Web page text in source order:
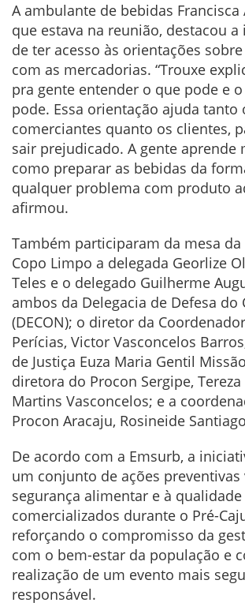
A ambulante de bebidas Francisca
que estava na reunião, destacou
de ter acesso às orientações
com as mercadorias. “Trouxe
pra gente entender o que pode e
pode. Essa orientação ajuda tanto
comerciantes quanto os clientes,
sair prejudicado. A gente aprende
como preparar as bebidas da
qualquer problema com produto
afirmou.
Também participaram da mesa da
Copo Limpo a delegada Georlize
Teles e o delegado Guilherme
ambos da Delegacia de Defesa do
(DECON); o diretor da
Perícias, Victor Vasconcelos
de Justiça Euza Maria Gentil
diretora do Procon Sergipe, Tereza
Martins Vasconcelos; e a
Procon Aracaju, Rosineide
De acordo com a Emsurb, a
um conjunto de ações preventivas
segurança alimentar e à
comercializados durante o Pré-
reforçando o compromisso da
com o bem-estar da população e
realização de um evento mais
responsável.